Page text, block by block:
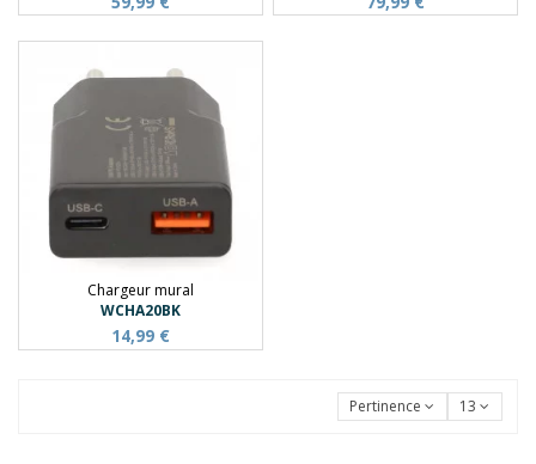
Chargeur mural
WCHA20BK
14,99 €
Pertinence 13